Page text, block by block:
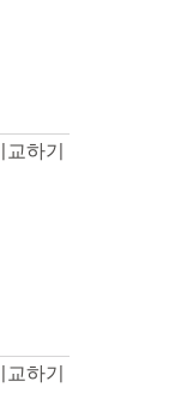
교하기
교하기